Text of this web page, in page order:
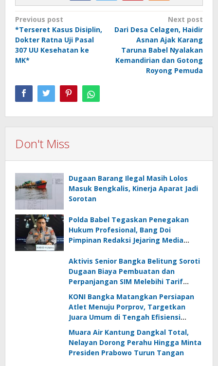
Post
navigation
Previous post
*Terseret Kasus Disiplin,
Dokter Ratna Uji Pasal
307 UU Kesehatan ke
MK*
Next post
Dari Desa Celagen, Haidir
Asnan Ajak Karang
Taruna Babel Nyalakan
Kemandirian dan Gotong
Royong Pemuda
Don't Miss
Dugaan Barang Ilegal Masih Lolos
Masuk Bengkalis, Kinerja Aparat Jadi
Sorotan
Polda Babel Tegaskan Penegakan
Hukum Profesional, Bang Doi
Pimpinan Redaksi Jejaring Media
Panggilan
Aktivis Senior Bangka Belitung Soroti
Dugaan Biaya Pembuatan dan
Perpanjangan SIM Melebihi Tarif
Resmi, Kapolres Bangka Beri
Tanggapan
KONI Bangka Matangkan Persiapan
Atlet Menuju Porprov, Targetkan
Juara Umum di Tengah Efisiensi
Anggaran
Muara Air Kantung Dangkal Total,
Nelayan Dorong Perahu Hingga Minta
Presiden Prabowo Turun Tangan